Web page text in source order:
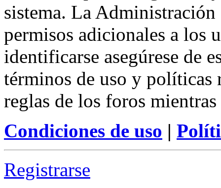
sistema. La
permisos adicionales a los
identificarse asegúrese de
términos de uso y políticas
reglas de los foros
Condiciones de uso |
Registrarse